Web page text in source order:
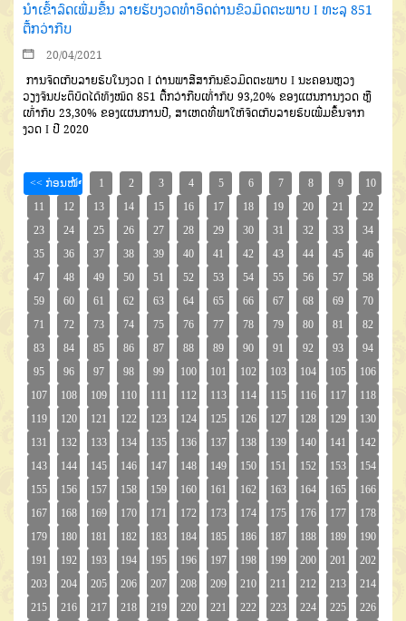
ນຳເຂົ້າລົດເພີ່ມຂື້ນ ລາຍຮັບງວດທຳອິດດ່ານຂົວມິດຕະພາບ I ທະລຸ 851
ຕື້ກວ່າກີບ
20/04/2021
ການຈັດເກັບລາຍຮັບໃນງວດ I ດ່ານພາສີສາກົນຂົວມິດຕະພາບ I ນະຄອນຫຼວງ
ວຽງຈັນປະຕິບັດໄດ້ທັງໝົດ 851 ຕື້ກວ່າກີບເທົ່າກັບ 93,20% ຂອງແຜນການງວດ ຫຼື
ເທົ່າກັບ 23,30% ຂອງແຜນການປີ, ສາເຫດທີ່ພາໃຫ້ຈັດເກັບລາຍຮັບເພີ່ມຂຶ້ນຈາກ
ງວດ I ປີ 2020